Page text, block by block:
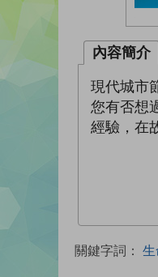
內容簡介
現代城市
您有否想
經驗，在
關鍵字詞：